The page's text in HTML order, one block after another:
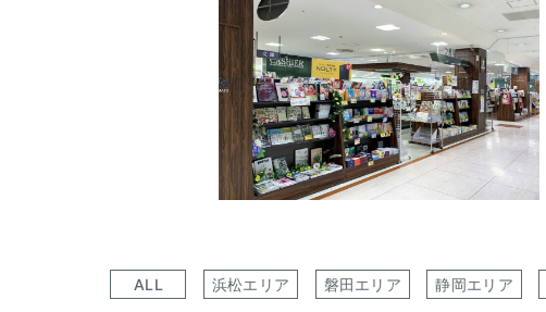
ALL 浜松エリア 磐田エリア 静岡エリア